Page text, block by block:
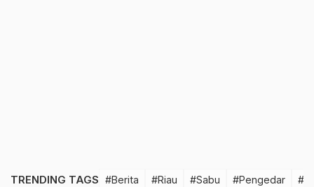
TRENDING TAGS #Berita #Riau #Sabu #Pengedar